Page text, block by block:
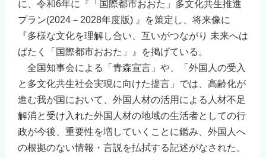
に、令和6年に『「国際都市おおた」多文化共生推進
プラン(2024－2028年度版) 』を策定し、将来像に
『多様な文化を理解し合い、互いがつながり 未来へは
ばたく「国際都市おおた」』を掲げている。
全国知事会による「青森宣言」や、「外国人の受入
と多文化共生社会実現に向けた提言」では、高齢化が
進む我が国において、外国人材の活用による人材不足
解消と受け入れた外国人材の地域の生活者としての行
政が今後、重要性を増していくことに鑑み、外国人へ
の根拠のない情報・言説を払拭する記述がなされた。